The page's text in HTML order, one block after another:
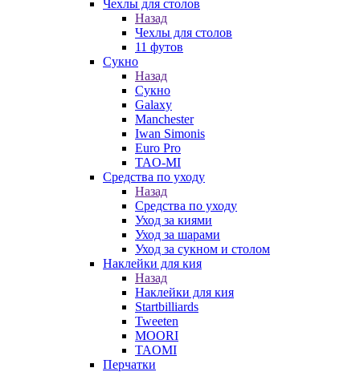
Чехлы для столов
Назад
Чехлы для столов
11 футов
Сукно
Назад
Сукно
Galaxy
Manchester
Iwan Simonis
Euro Pro
TAO-MI
Средства по уходу
Назад
Средства по уходу
Уход за киями
Уход за шарами
Уход за сукном и столом
Наклейки для кия
Назад
Наклейки для кия
Startbilliards
Tweeten
MOORI
TAOMI
Перчатки